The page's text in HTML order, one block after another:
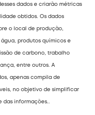
dados e criarão métricas
obtidos. Os dados
o local de produção,
produtos químicos e
de carbono, trabalho
entre outros. A
apenas compila de
no objetivo de simplificar
das informações..